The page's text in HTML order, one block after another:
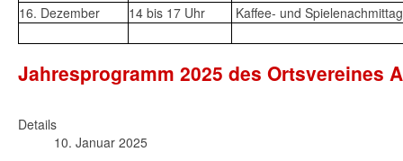
16. Dezember
14 bis 17 Uhr Kaffee- und Spielenachmittag
Jahresprogramm 2025 des Ortsvereines
Details
10. Januar 2025